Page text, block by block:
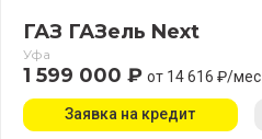
ГАЗ ГАЗель Next
Уфа
1 599 000 ₽ от 14 616 ₽/мес
Заявка на кредит